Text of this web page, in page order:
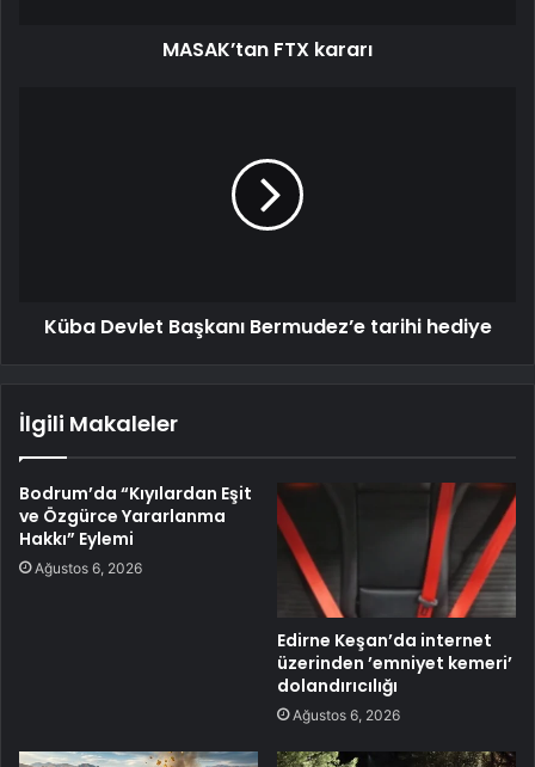
MASAK’tan FTX kararı
Küba Devlet Başkanı Bermudez’e tarihi hediye
İlgili Makaleler
Bodrum’da “Kıyılardan Eşit
ve Özgürce Yararlanma
Hakkı” Eylemi
Ağustos 6, 2026
Edirne Keşan’da internet
üzerinden ’emniyet kemeri’
dolandırıcılığı
Ağustos 6, 2026